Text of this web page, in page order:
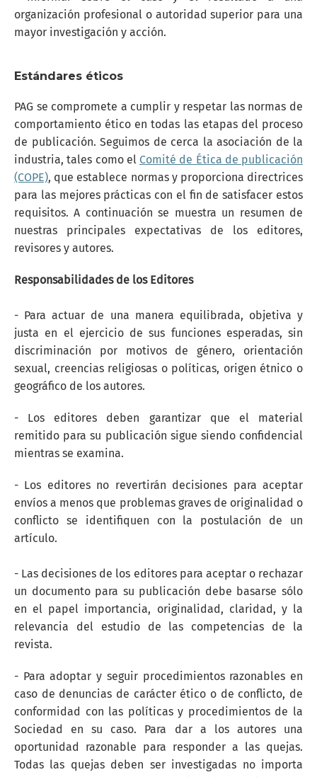
organización profesional o autoridad superior para una
mayor investigación y acción.
Estándares éticos
PAG se compromete a cumplir y respetar las normas de
comportamiento ético en todas las etapas del proceso
de publicación. Seguimos de cerca la asociación de la
industria, tales como el Comité de Ética de publicación
(COPE), que establece normas y proporciona directrices
para las mejores prácticas con el fin de satisfacer estos
requisitos. A continuación se muestra un resumen de
nuestras principales expectativas de los editores,
revisores y autores.
Responsabilidades de los Editores
- Para actuar de una manera equilibrada, objetiva y
justa en el ejercicio de sus funciones esperadas, sin
discriminación por motivos de género, orientación
sexual, creencias religiosas o políticas, origen étnico o
geográfico de los autores.
- Los editores deben garantizar que el material
remitido para su publicación sigue siendo confidencial
mientras se examina.
- Los editores no revertirán decisiones para aceptar
envíos a menos que problemas graves de originalidad o
conflicto se identifiquen con la postulación de un
artículo.
- Las decisiones de los editores para aceptar o rechazar
un documento para su publicación debe basarse sólo
en el papel importancia, originalidad, claridad, y la
relevancia del estudio de las competencias de la
revista.
- Para adoptar y seguir procedimientos razonables en
caso de denuncias de carácter ético o de conflicto, de
conformidad con las políticas y procedimientos de la
Sociedad en su caso. Para dar a los autores una
oportunidad razonable para responder a las quejas.
Todas las quejas deben ser investigadas no importa